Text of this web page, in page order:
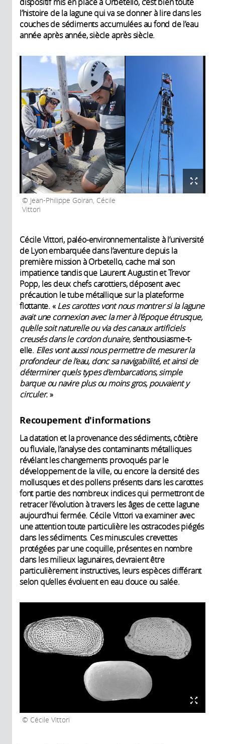
l’histoire de la lagune qui va se donner à lire dans les
couches de sédiments accumulées au fond de l’eau
année après année, siècle après siècle.
Jean-Philippe Goiran, Cécile
Vittori
Cécile Vittori, paléo-environnementaliste à l’université
de Lyon embarquée dans l’aventure depuis la
première mission à Orbetello, cache mal son
impatience tandis que Laurent Augustin et Trevor
Popp, les deux chefs carottiers, déposent avec
précaution le tube métallique sur la plateforme
flottante. «Les carottes vont nous montrer si la lagune
avait une connexion avec la mer à l’époque étrusque,
qu’elle soit naturelle ou via des canaux artificiels
creusés dans le cordon dunaire,s’enthousiasme-t-
elle. Elles vont aussi nous permettre de mesurer la
profondeur de l’eau, donc sa navigabilité, et ainsi de
déterminer quels types d’embarcations, simple
barque ou navire plus ou moins gros, pouvaient y
circuler.»
Recoupement d'informations
La datation et la provenance des sédiments, côtière
ou fluviale, l’analyse des contaminants métalliques
révélant les changements provoqués par le
développement de la ville, ou encore la densité des
mollusques et des pollens présents dans les carottes
font partie des nombreux indices qui permettront de
retracer l’évolution à travers les âges de cette lagune
aujourd’hui fermée. Cécile Vittori va examiner avec
une attention toute particulière les ostracodes piégés
dans les sédiments. Ces minuscules crevettes
protégées par une coquille, présentes en nombre
dans les milieux lagunaires, devraient être
particulièrement instructives, leurs espèces différant
selon qu’elles évoluent en eau douce ou salée.
Cécile Vittori